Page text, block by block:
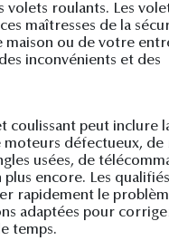
volets roulants. Les
maîtresses de la
maison ou de votre
inconvénients et des
coulissant peut inclure
moteurs défectueux, de
usées, de
encore. Les
rapidement le
adaptées pour
temps.